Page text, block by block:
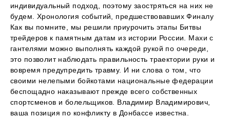
индивидуальный подход, поэтому заостряться на них не
будем. Хронология событий, предшествовавших Финалу
Как вы помните, мы решили приурочить этапы Битвы
трейдеров к памятным датам из истории России. Махи с
гантелями можно выполнять каждой рукой по очереди,
это позволит наблюдать правильность траектории руки и
вовремя предупредить травму. И ни слова о том, что
своими нелепыми бойкотами национальные федерации
беспощадно наказывают прежде всего собственных
спортсменов и болельщиков. Владимир Владимирович,
ваша позиция по конфликту в Донбассе известна.